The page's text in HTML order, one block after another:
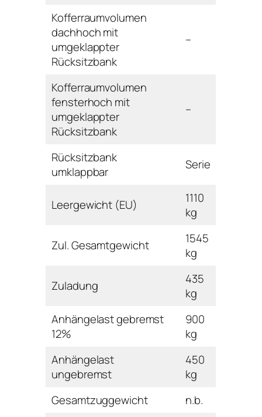
Kofferraumvolumen
dachhoch mit
umgeklappter
Rücksitzbank
–
Kofferraumvolumen
fensterhoch mit
umgeklappter
Rücksitzbank
–
Rücksitzbank
umklappbar
Serie
Leergewicht (EU)
1110
kg
Zul. Gesamtgewicht
1545
kg
Zuladung
435
kg
Anhängelast gebremst
12%
900
kg
Anhängelast
ungebremst
450
kg
Gesamtzuggewicht
n.b.